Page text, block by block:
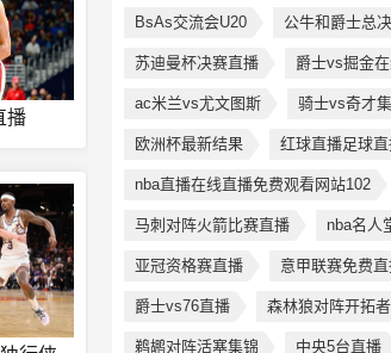
播
BsAs交流会U20 公牛和爵士总
苏迪曼杯决赛直播 爵士vs掘金
ac米兰vs尤文图斯 骑士vs奇才
欧洲杯最新结果 红球直播足球
nba直播在线直播免费观看网站102
马刺对阵火箭比赛直播 nba名人
亚冠资格赛直播 意甲联赛免费
爵士vs76直播 森林狼对阵开拓
鹈鹕对阵活塞集锦 中央5台直播